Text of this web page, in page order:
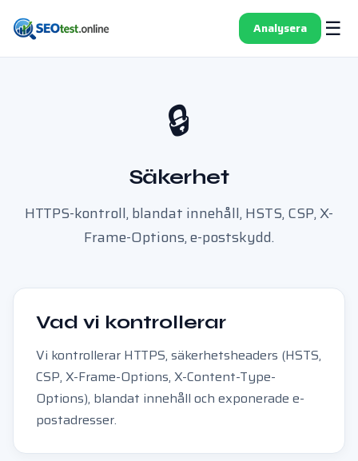
Analysera ☰
🔒
Säkerhet
HTTPS-kontroll, blandat innehåll, HSTS, CSP, X-
Frame-Options, e-postskydd.
Vad vi kontrollerar
Vi kontrollerar HTTPS, säkerhetsheaders (HSTS,
CSP, X-Frame-Options, X-Content-Type-
Options), blandat innehåll och exponerade e-
postadresser.